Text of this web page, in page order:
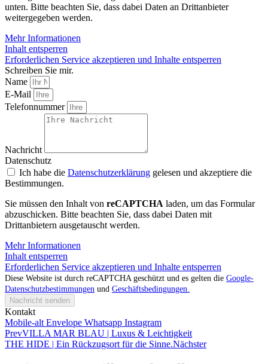
unten. Bitte beachten Sie, dass dabei Daten an Drittanbieter
weitergegeben werden.
Mehr Informationen
Inhalt entsperren
Erforderlichen Service akzeptieren und Inhalte entsperren
Schreiben Sie mir.
Name
E-Mail
Telefonnummer
Nachricht
Datenschutz
Ich habe die Datenschutzerklärung gelesen und akzeptiere die
Bestimmungen.
Sie müssen den Inhalt von reCAPTCHA laden, um das Formular
abzuschicken. Bitte beachten Sie, dass dabei Daten mit
Drittanbietern ausgetauscht werden.
Mehr Informationen
Inhalt entsperren
Erforderlichen Service akzeptieren und Inhalte entsperren
Diese Website ist durch reCAPTCHA geschützt und es gelten die Google-
Datenschutzbestimmungen und Geschäftsbedingungen.
Nachricht senden
Kontakt
Mobile-alt Envelope Whatsapp Instagram
PrevVILLA MAR BLAU | Luxus & Leichtigkeit
THE HIDE | Ein Rückzugsort für die Sinne.Nächster